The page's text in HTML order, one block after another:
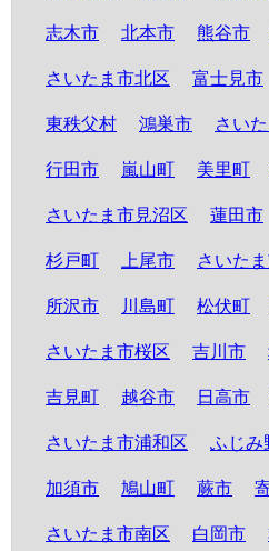
志木市 北本市 熊谷市
さいたま市北区 富士見市
東秩父村 鴻巣市 さい
行田市 嵐山町 美里町
さいたま市見沼区 蓮田市
杉戸町 上尾市 さいた
所沢市 川島町 松伏町
さいたま市桜区 吉川市
吉見町 越谷市 日高市
さいたま市浦和区 ふじみ
加須市 鳩山町 蕨市
さいたま市南区 白岡市